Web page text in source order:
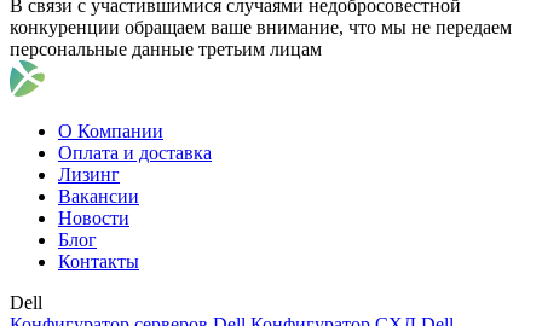
В связи с участившимися случаями недобросовестной
конкуренции обращаем ваше внимание, что мы не передаем
персональные данные третьим лицам
О Компании
Оплата и доставка
Лизинг
Вакансии
Новости
Блог
Контакты
Dell